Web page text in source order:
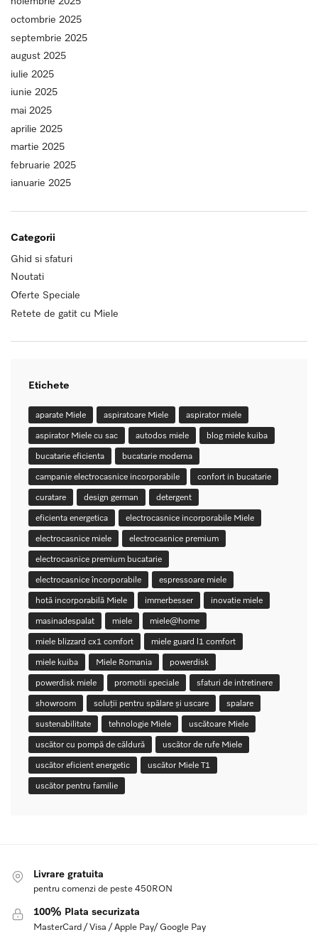
octombrie 2025
septembrie 2025
august 2025
iulie 2025
iunie 2025
mai 2025
aprilie 2025
martie 2025
februarie 2025
ianuarie 2025
Categorii
Ghid si sfaturi
Noutati
Oferte Speciale
Retete de gatit cu Miele
Etichete
aparate Miele aspiratoare Miele
aspirator miele
aspirator Miele cu sac
autodos miele
blog miele kuiba
bucatarie eficienta
bucatarie moderna
campanie electrocasnice incorporabile
confort in bucatarie
curatare
design german
detergent
eficienta energetica
electrocasnice incorporabile Miele
electrocasnice miele
electrocasnice premium
electrocasnice premium bucatarie
electrocasnice încorporabile
espressoare miele
hotă incorporabilă Miele
immerbesser
inovatie miele
masinadespalat
miele
miele@home
miele blizzard cx1 comfort
miele guard l1 comfort
miele kuiba
Miele Romania
powerdisk
powerdisk miele
promotii speciale
sfaturi de intretinere
showroom
soluții pentru spălare și uscare
spalare
sustenabilitate
tehnologie Miele
uscătoare Miele
uscător cu pompă de căldură
uscător de rufe Miele
uscător eficient energetic
uscător Miele T1
uscător pentru familie
Livrare gratuita
pentru comenzi de peste 450RON
100% Plata securizata
MasterCard / Visa / Apple Pay/ Google Pay